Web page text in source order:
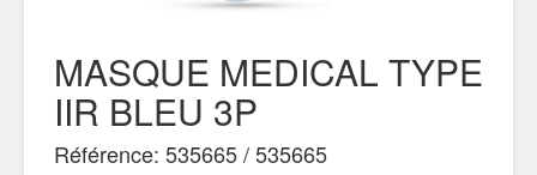
MASQUE MEDICAL TYPE
IIR BLEU 3P
Référence: 535665 / 535665